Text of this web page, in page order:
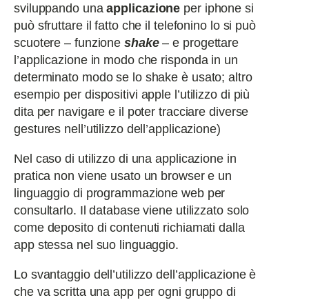
sviluppando unaapplicazione per iphone si
può sfruttare il fatto che il telefonino lo si può
scuotere – funzione shake– e progettare
l’applicazione in modo che risponda in un
determinato modo se lo shake è usato; altro
esempio per dispositivi apple l’utilizzo di più
dita per navigare e il poter tracciare diverse
gestures nell’utilizzo dell’applicazione)
Nel caso di utilizzo di una applicazione in
pratica non viene usato un browser e un
linguaggio di programmazione web per
consultarlo. Il database viene utilizzato solo
come deposito di contenuti richiamati dalla
app stessa nel suo linguaggio.
Lo svantaggio dell’utilizzo dell’applicazione è
che va scritta una app per ogni gruppo di